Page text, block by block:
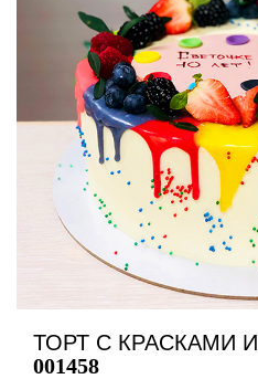
ТОРТ С КРАСКАМИ
001458